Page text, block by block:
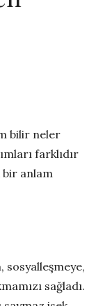
bilir neler
farklıdır
bir anlam
sosyalleşmeye,
sağladı.